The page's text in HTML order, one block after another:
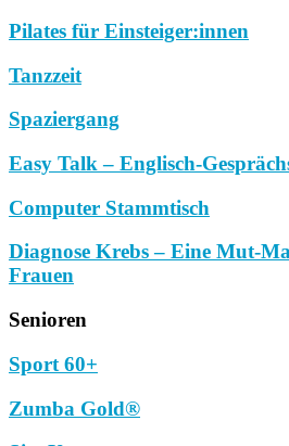
Pilates für Einsteiger:innen
Tanzzeit
Spaziergang
Easy Talk – Englisch-
Computer Stammtisch
Diagnose Krebs – Eine Mut-
Frauen
Senioren
Sport 60+
Zumba Gold®